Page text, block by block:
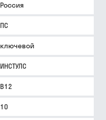
Россия
ПС
ключевой
ИНСТУЛС
В12
10